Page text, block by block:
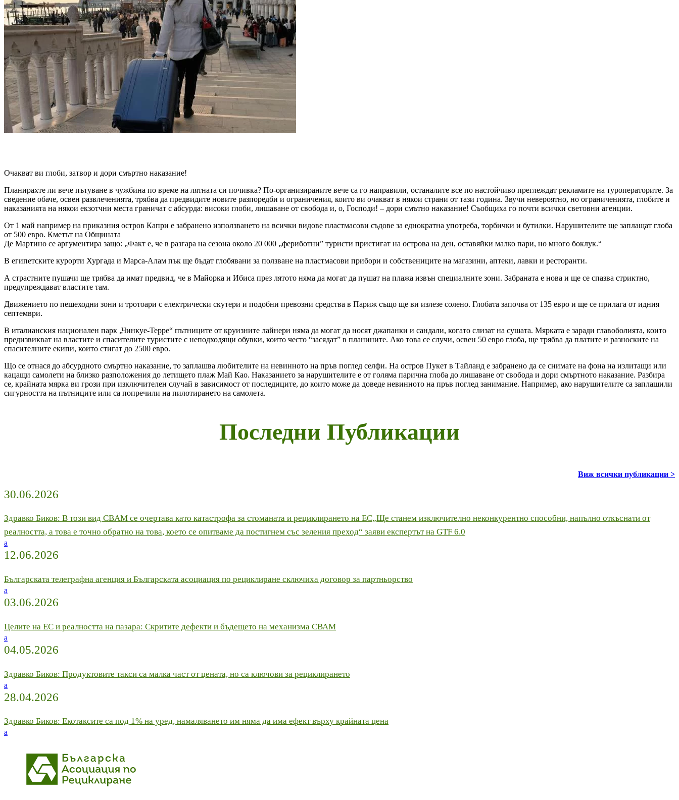
Очакват ви глоби, затвор и дори смъртно наказание!
Планирахте ли вече пътуване в чужбина по време на лятната си почивка? По-организираните вече са го направили, останалите все по настойчиво преглеждат рекламите на туроператорите. За
сведение обаче, освен развлеченията, трябва да предвидите новите разпоредби и ограничения, които ви очакват в някои страни от тази година. Звучи невероятно, но ограниченията, глобите и
наказанията на някои екзотчни места граничат с абсурда: високи глоби, лишаване от свобода и, о, Господи! – дори смътно наказание! Съобщиха го почти всички световни агенции.
От 1 май например на приказния остров Капри е забранено използването на всички видове пластмасови съдове за еднократна употреба, торбички и бутилки. Нарушителите ще заплащат глоба
от 500 евро. Кметът на Общината
Де Мартино се аргументира защо: „Факт е, че в разгара на сезона около 20 000 „фериботни” туристи пристигат на острова на ден, оставяйки малко пари, но много боклук.“
В египетските курорти Хургада и Марса-Алам пък ще бъдат глобявани за ползване на пластмасови прибори и собствениците на магазини, аптеки, лавки и ресторанти.
А страстните пушачи ще трябва да имат предвид, че в Майорка и Ибиса през лятото няма да могат да пушат на плажа извън специалните зони. Забраната е нова и ще се спазва стриктно,
предупреждават властите там.
Движението по пешеходни зони и тротоари с електрически скутери и подобни превозни средства в Париж също ще ви излезе солено. Глобата започва от 135 евро и ще се прилага от идния
септември.
В италианския национален парк „Чинкуе-Терре“ пътниците от круизните лайнери няма да могат да носят джапанки и сандали, когато слизат на сушата. Мярката е заради главоболията, които
предизвикват на властите и спасителите туристите с неподходящи обувки, които често “засядат” в планините. Ако това се случи, освен 50 евро глоба, ще трябва да платите и разноските на
спасителните екипи, които стигат до 2500 евро.
Що се отнася до абсурдното смъртно наказание, то заплашва любителите на невинното на пръв поглед селфи. На остров Пукет в Тайланд е забранено да се снимате на фона на излитащи или
кацащи самолети на близко разположения до летището плаж Май Као. Наказанието за нарушителите е от голяма парична глоба до лишаване от свобода и дори смъртното наказание. Разбира
се, крайната мярка ви грози при изключителен случай в зависимост от последиците, до които може да доведе невинното на пръв поглед занимание. Например, ако нарушителите са заплашили
сигурността на пътниците или са попречили на пилотирането на самолета.
Последни Публикации
Виж всички публикации >
30.06.2026
Здравко Биков: В този вид CBAM се очертава като катастрофа за стоманата и рециклирането на ЕС„Ще станем изключително неконкурентно способни, напълно откъснати от
реалността, а това е точно обратно на това, което се опитваме да постигнем със зеления преход“ заяви експертът на GTF 6.0
a
12.06.2026
Българската телеграфна агенция и Българската асоциация по рециклиране сключиха договор за партньорство
a
03.06.2026
Целите на ЕС и реалността на пазара: Скритите дефекти и бъдещето на механизма СВАМ
a
04.05.2026
Здравко Биков: Продуктовите такси са малка част от цената, но са ключови за рециклирането
a
28.04.2026
Здравко Биков: Екотаксите са под 1% на уред, намаляването им няма да има ефект върху крайната цена
a